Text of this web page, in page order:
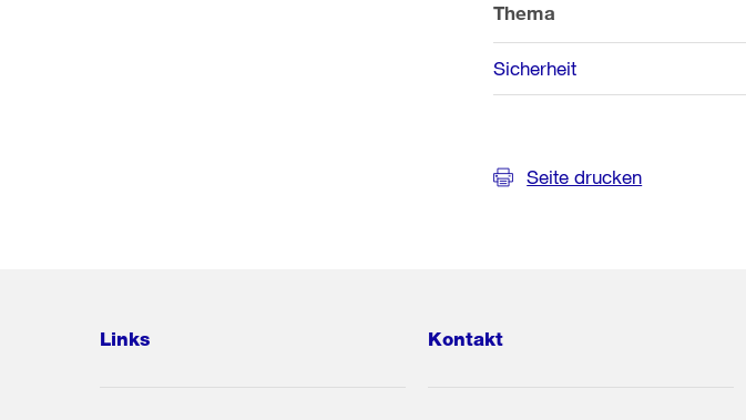
Thema
Sicherheit
Seite drucken
Links Kontakt